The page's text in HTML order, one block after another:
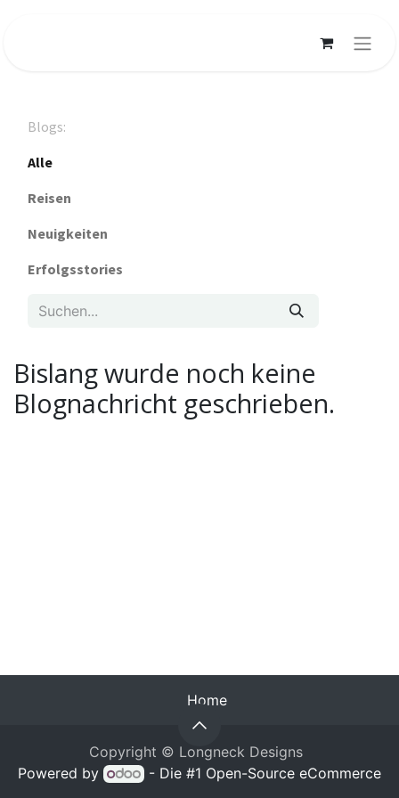
Blogs:
Alle
Reisen
Neuigkeiten
Erfolgsstories
Bislang wurde noch keine
Blognachricht geschrieben.
Home
Copyright © Longneck Designs
Powered by
- Die #1 Open-Source eCommerce